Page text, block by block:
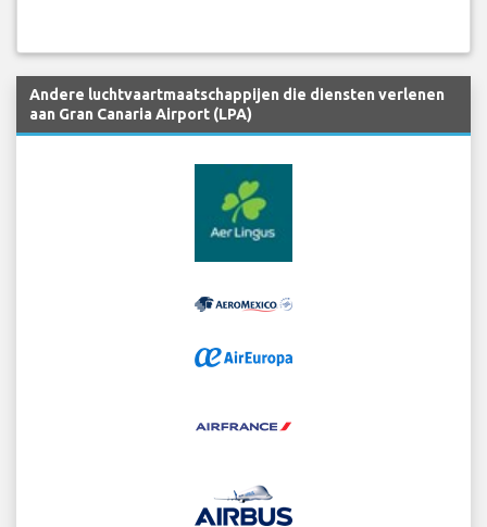
Andere luchtvaartmaatschappijen die diensten verlenen
aan Gran Canaria Airport (LPA)